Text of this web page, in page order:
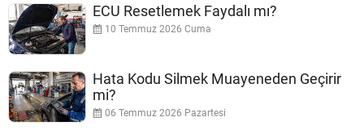
ECU Resetlemek Faydalı mı?
10 Temmuz 2026 Cuma
Hata Kodu Silmek Muayeneden Geçirir
mi?
06 Temmuz 2026 Pazartesi